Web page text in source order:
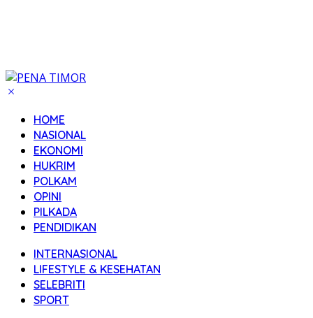
HOME
NASIONAL
EKONOMI
HUKRIM
POLKAM
OPINI
PILKADA
PENDIDIKAN
INTERNASIONAL
LIFESTYLE & KESEHATAN
SELEBRITI
SPORT